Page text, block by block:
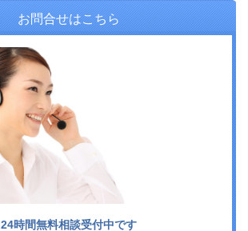
お問合せはこちら
24時間無料相談受付中です